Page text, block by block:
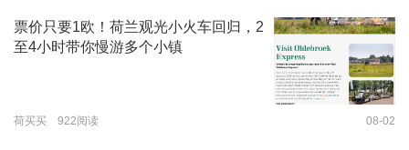
票价只要1欧！荷兰观光小火车回归，2
至4小时带你慢游多个小镇
荷买买 922阅读 08-02